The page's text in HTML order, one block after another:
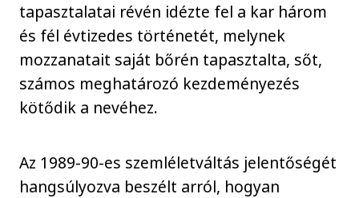
tapasztalatai révén idézte fel a kar három
és fél évtizedes történetét, melynek
mozzanatait saját bőrén tapasztalta, sőt,
számos meghatározó kezdeményezés
kötődik a nevéhez.
Az 1989-90-es szemléletváltás jelentőségét
hangsúlyozva beszélt arról, hogyan